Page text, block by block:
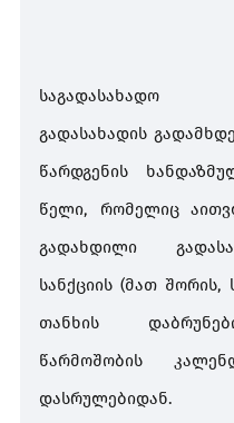
საგადასახადო
გადასახადის
წარდგენის
წელი, რომელიც
გადახდილი
სანქციის (მათ შორის,
თანხის
წარმოშობის
დასრულებიდან.